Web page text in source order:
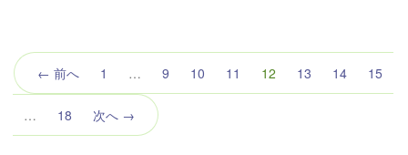
← 前へ 1 … 9 10 11 12 （こ
の
13 14 15
… 18 次へ →